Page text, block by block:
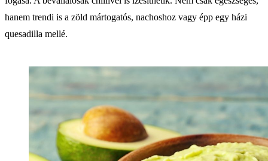
hanem trendi is a zöld mártogatós, nachoshoz vagy épp egy házi
quesadilla mellé.